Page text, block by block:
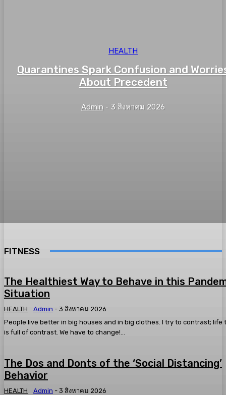
HEALTH
Quarantines Spark Confusion and
About Precedent
Admin - 3 สิงหาคม 2026
FITNESS
The Healthiest Way to Behave in this
Situation
HEALTH Admin - 3 สิงหาคม 2026
People live better in big houses and in big clothes. I try to contrast; life
is full of contrast. We have to change!...
The Dos and Donts of the ‘Social Distancing’
Behavior
HEALTH Admin - 3 สิงหาคม 2026